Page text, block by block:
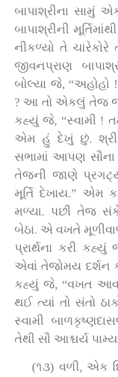
બાપાશ્રીના સામું
બાપાશ્રીની
નીકળ્યો તે
જીવનપ્રાણ
બોલ્યા જે, “અહોહો
? આ તો એકલું તેજ જ
કહ્યું જે, “સ્વામી !
એમ હું દેખું છું.
સભામાં આપણ
તેજની જાણે
મૂર્તિ દેખાય.” એમ
મળ્યા. પછી તેજ
બેઠા. એ વખતે
પ્રાર્થના કરી
એવાં તેજોમય દર્શન
કહ્યું જે, “વખત આવશે
થઈ ત્યાં તો સંતો
સ્વામી
તેથી સૌ આશ્ચર્ય
(૧૩) વળી, એક